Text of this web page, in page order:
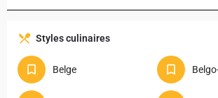
Styles culinaires
Belge